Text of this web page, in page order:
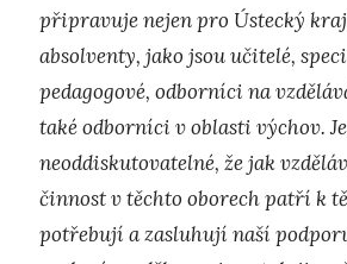
připravuje nejen pro Ústecký
absolventy, jako jsou učitelé,
pedagogové, odborníci na
také odborníci v oblasti výchov. Je
neoddiskutovatelné, že jak
činnost v těchto oborech patří k
potřebují a zasluhují naší